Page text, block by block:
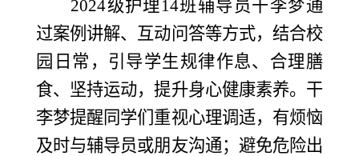
2024级护理14班辅导员干李梦通
过案例讲解、互动问答等方式，结合校
园日常，引导学生规律作息、合理膳
食、坚持运动，提升身心健康素养。干
李梦提醒同学们重视心理调适，有烦恼
及时与辅导员或朋友沟通；避免危险出